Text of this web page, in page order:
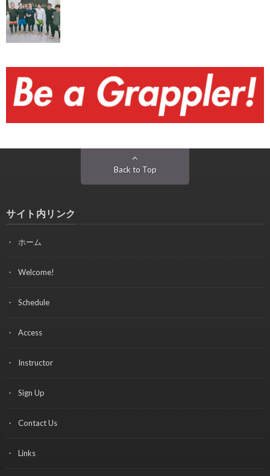
Back to Top
サイト内リンク
ホーム
Welcome!
Schedule
Access
Instructor
Sign Up
Contact Us
Links